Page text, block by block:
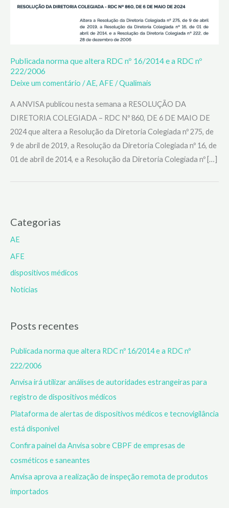
Publicada norma que altera RDC nº 16/2014 e a RDC nº
222/2006
Deixe um comentário /AE, AFE /Qualimais
A ANVISA publicou nesta semana a RESOLUÇÃO DA
DIRETORIA COLEGIADA – RDC Nº 860, DE 6 DE MAIO DE
2024 que altera a Resolução da Diretoria Colegiada nº 275, de
9 de abril de 2019, a Resolução da Diretoria Colegiada nº 16, de
01 de abril de 2014, e a Resolução da Diretoria Colegiada nº […]
Categorias
AE
AFE
dispositivos médicos
Notícias
Posts recentes
Publicada norma que altera RDC nº 16/2014 e a RDC nº
222/2006
Anvisa irá utilizar análises de autoridades estrangeiras para
registro de dispositivos médicos
Plataforma de alertas de dispositivos médicos e tecnovigilância
está disponível
Confira painel da Anvisa sobre CBPF de empresas de
cosméticos e saneantes
Anvisa aprova a realização de inspeção remota de produtos
importados